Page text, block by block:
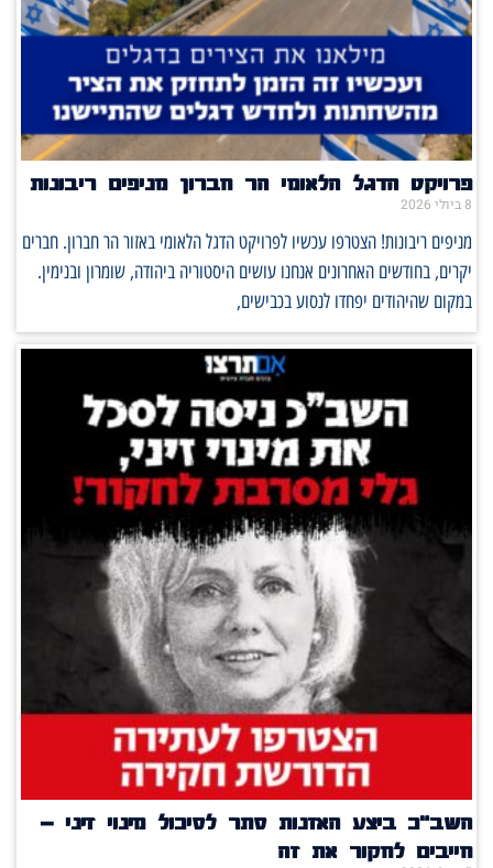
פרויקט הדגל הלאומי הר חברון מניפים ריבונות
8 ביולי 2026
מניפים ריבונות! הצטרפו עכשיו לפרויקט הדגל הלאומי באזור הר חברון. חברים
יקרים, בחודשים האחרונים אנחנו עושים היסטוריה ביהודה, שומרון ובנימין.
במקום שהיהודים יפחדו לנסוע בכבישים,
השב"כ ביצע האזנות סתר לסיכול מינוי זיני –
חייבים לחקור את זה